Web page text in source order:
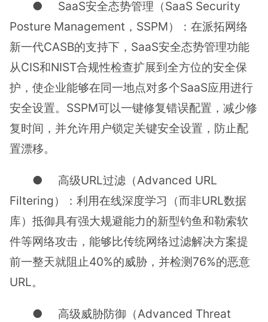
● SaaS安全态势管理（SaaS Security
Posture Management，SSPM）：在派拓网络
新一代CASB的支持下，SaaS安全态势管理功能
从CIS和NIST合规性检查扩展到全方位的安全保
护，使企业能够在同一地点对多个SaaS应用进行
安全设置。SSPM可以一键修复错误配置，减少修
复时间，并允许用户锁定关键安全设置，防止配
置漂移。
● 高级URL过滤（Advanced URL
Filtering）：利用在线深度学习（而非URL数据
库）抵御具有强大规避能力的新型钓鱼和勒索软
件等网络攻击，能够比传统网络过滤解决方案提
前一整天就阻止40%的威胁，并检测76%的恶意
URL。
● 高级威胁防御（Advanced Threat